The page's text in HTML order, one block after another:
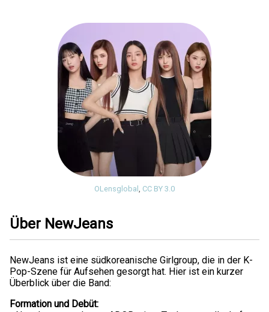
OLensglobal CC BY 3.0
Über NewJeans
NewJeans ist eine südkoreanische Girlgroup, die in der K-
Pop-Szene für Aufsehen gesorgt hat. Hier ist ein kurzer
Überblick über die Band:
Formation und Debüt: